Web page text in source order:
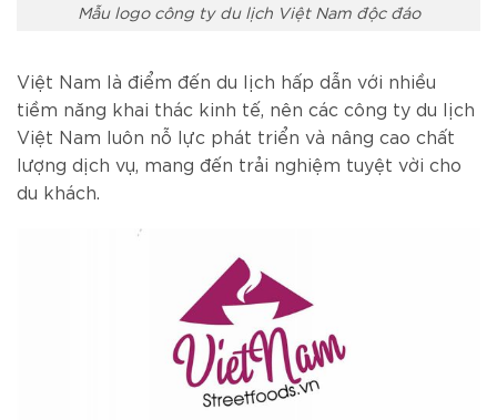
Mẫu logo công ty du lịch Việt Nam độc đáo
Việt Nam là điểm đến du lịch hấp dẫn với nhiều
tiềm năng khai thác kinh tế, nên các công ty du lịch
Việt Nam luôn nỗ lực phát triển và nâng cao chất
lượng dịch vụ, mang đến trải nghiệm tuyệt vời cho
du khách.